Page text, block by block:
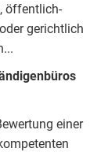
öffentlich-
gerichtlich
einer